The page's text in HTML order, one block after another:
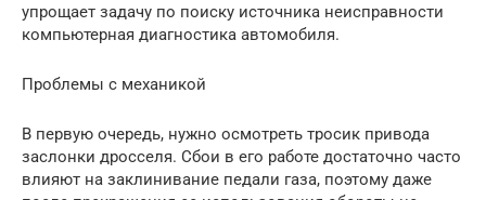
упрощает задачу по поиску источника неисправности
компьютерная диагностика автомобиля.
Проблемы с механикой
В первую очередь, нужно осмотреть тросик привода
заслонки дросселя. Сбои в его работе достаточно часто
влияют на заклинивание педали газа, поэтому даже